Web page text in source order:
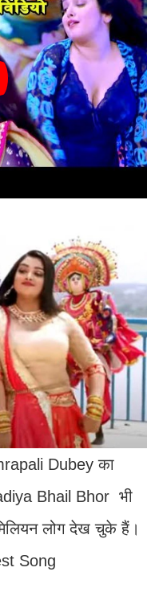
Dubey का
Bhail Bhor भी
लोग देख चुके हैं।
Song